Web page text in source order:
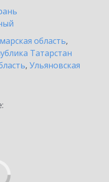
область,
Татарстан
, Ульяновская